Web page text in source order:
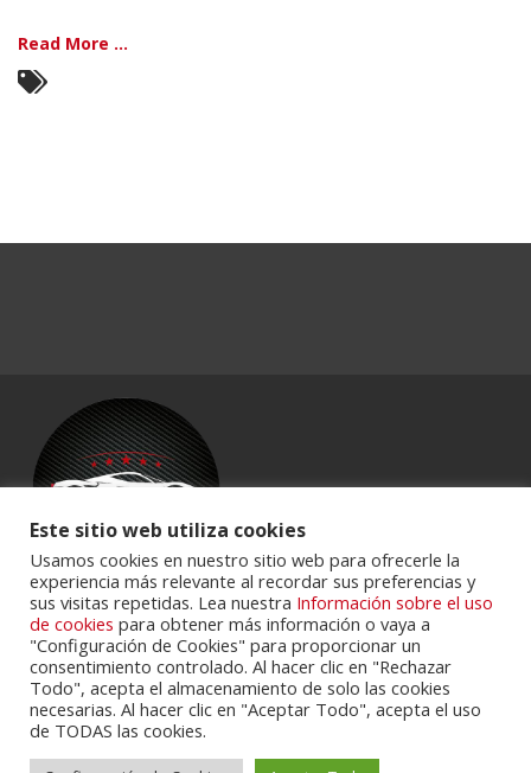
Read More ...
Powered byPortalclub.
Este sitio web utiliza cookies
Usamos cookies en nuestro sitio web para ofrecerle la
experiencia más relevante al recordar sus preferencias y
sus visitas repetidas. Lea nuestra Información sobre el uso
de cookies para obtener más información o vaya a
"Configuración de Cookies" para proporcionar un
consentimiento controlado. Al hacer clic en "Rechazar
Todo", acepta el almacenamiento de solo las cookies
necesarias. Al hacer clic en "Aceptar Todo", acepta el uso
de TODAS las cookies.